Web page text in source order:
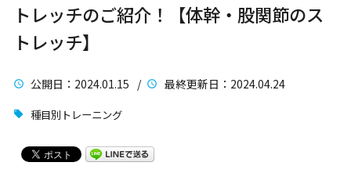
トレッチのご紹介！【体幹・股関節のス
トレッチ】
公開日 ：2024.01.15 / 最終更新日 ：2024.04.24
種目別トレーニング